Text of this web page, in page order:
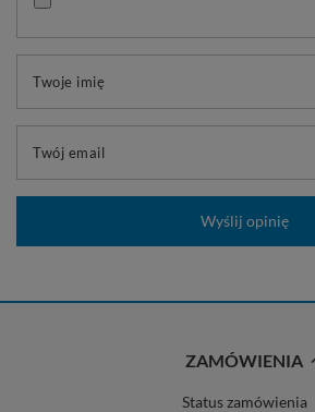
Twoje imię
Twój email
Wyślij opinię
ZAMÓWIENIA
Status zamówienia